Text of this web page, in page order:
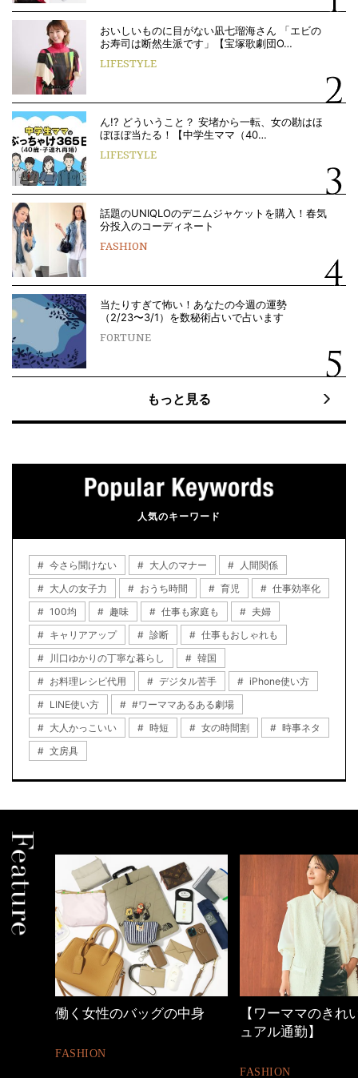
おいしいものに目がない凪七瑠海さん 「エビの
お寿司は断然生派です」【宝塚歌劇団O…
LIFESTYLE
ん!? どういうこと？ 安堵から一転、女の勘はほ
ぼほぼ当たる！【中学生ママ（40…
LIFESTYLE
話題のUNIQLOのデニムジャケットを購入！春気
分投入のコーディネート
FASHION
当たりすぎて怖い！あなたの今週の運勢
（2/23〜3/1）を数秘術占いで占います
FORTUNE
もっと見る
人気のキーワード
今さら聞けない 大人のマナー
人間関係
大人の女子力
おうち時間 育児
仕事効率化
100均
趣味 仕事も家庭も
夫婦
キャリアアップ
診断
仕事もおしゃれも
川口ゆかりの丁寧な暮らし
韓国
お料理レシピ代用
デジタル苦手
iPhone使い方
LINE使い方
#ワーママあるある劇場
大人かっこいい
時短 女の時間割
時事ネタ
文房具
働く女性のバッグの中身
FASHION
【ワーママのきれ
ュアル通勤】
FASHION